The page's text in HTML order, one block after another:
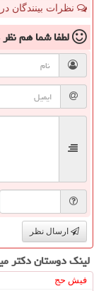
نظرات بینندگان
لطفا شما هم
ارسال نظر
لینک دوستان دكتر
فیش حج